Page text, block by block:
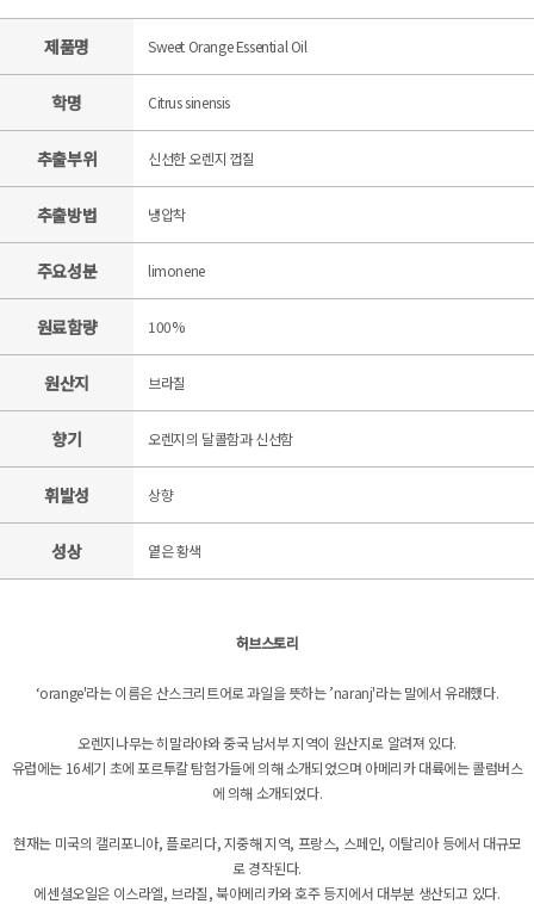
제품명 Sweet Orange Essential Oil
학명 Citrus sinensis
추출부위 신선한 오렌지 껍질
추출방법 냉압착
주요성분 limonene
원료함량 100%
원산지 브라질
향기 오렌지의 달콜함과 신선함
휘발성 상향
성상 옅은 황색
허브스토리
‘orange'라는 이름은 산스크리트어로 과일을 뜻하는 ’naranj'라는 말에서 유래했다.
오렌지나무는 히말라야와 중국 남서부 지역이 원산지로 알려져 있다.
유럽에는 16세기 초에 포르투칼 탐험가들에 의해 소개되었으며 아메리카 대륙에는 콜럼버스
에 의해 소개되었다.
현재는 미국의 캘리포니아, 플로리다, 지중해 지역, 프랑스, 스페인, 이탈리아 등에서 대규모
로 경작된다.
에센셜오일은 이스라엘, 브라질, 북아메리카와 호주 등지에서 대부분 생산되고 있다.